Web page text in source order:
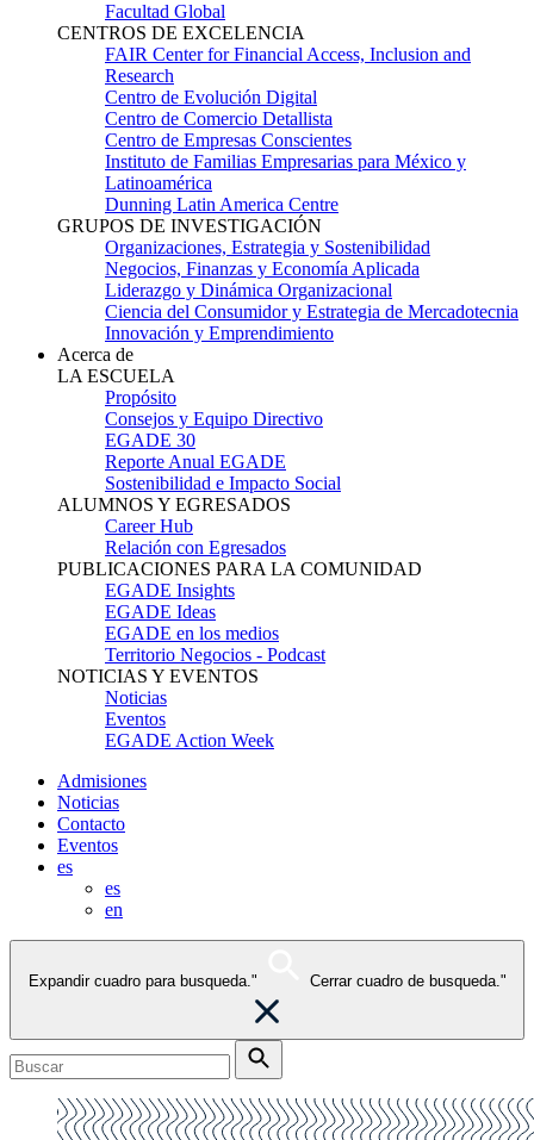
Facultad Global
CENTROS DE EXCELENCIA
FAIR Center for Financial Access, Inclusion and
Research
Centro de Evolución Digital
Centro de Comercio Detallista
Centro de Empresas Conscientes
Instituto de Familias Empresarias para México y
Latinoamérica
Dunning Latin America Centre
GRUPOS DE INVESTIGACIÓN
Organizaciones, Estrategia y Sostenibilidad
Negocios, Finanzas y Economía Aplicada
Liderazgo y Dinámica Organizacional
Ciencia del Consumidor y Estrategia de Mercadotecnia
Innovación y Emprendimiento
Acerca de
LA ESCUELA
Propósito
Consejos y Equipo Directivo
EGADE 30
Reporte Anual EGADE
Sostenibilidad e Impacto Social
ALUMNOS Y EGRESADOS
Career Hub
Relación con Egresados
PUBLICACIONES PARA LA COMUNIDAD
EGADE Insights
EGADE Ideas
EGADE en los medios
Territorio Negocios - Podcast
NOTICIAS Y EVENTOS
Noticias
Eventos
EGADE Action Week
Admisiones
Noticias
Contacto
Eventos
es
es
en
Expandir cuadro para busqueda." Cerrar cuadro de busqueda."